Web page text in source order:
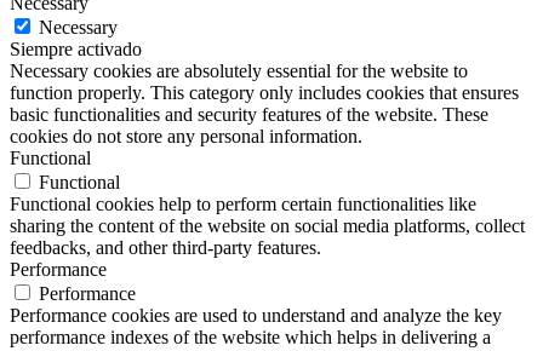
Necessary
Siempre activado
Necessary cookies are absolutely essential for the website to
function properly. This category only includes cookies that ensures
basic functionalities and security features of the website. These
cookies do not store any personal information.
Functional
Functional
Functional cookies help to perform certain functionalities like
sharing the content of the website on social media platforms, collect
feedbacks, and other third-party features.
Performance
Performance
Performance cookies are used to understand and analyze the key
performance indexes of the website which helps in delivering a